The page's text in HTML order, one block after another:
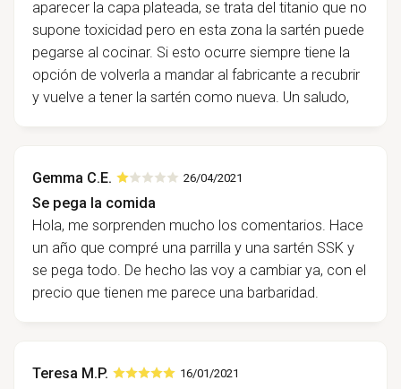
aparecer la capa plateada, se trata del titanio que no
supone toxicidad pero en esta zona la sartén puede
pegarse al cocinar. Si esto ocurre siempre tiene la
opción de volverla a mandar al fabricante a recubrir
y vuelve a tener la sartén como nueva. Un saludo,
Gemma C.E. 26/04/2021
Se pega la comida
Hola, me sorprenden mucho los comentarios. Hace
un año que compré una parrilla y una sartén SSK y
se pega todo. De hecho las voy a cambiar ya, con el
precio que tienen me parece una barbaridad.
Teresa M.P. 16/01/2021